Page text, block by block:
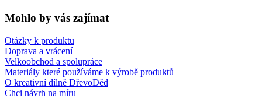
Mohlo by vás zajímat
Otázky k produktu
Doprava a vrácení
Velkoobchod a spolupráce
Materiály které používáme k výrobě produktů
O kreativní dílně DřevoDěd
Chci návrh na míru